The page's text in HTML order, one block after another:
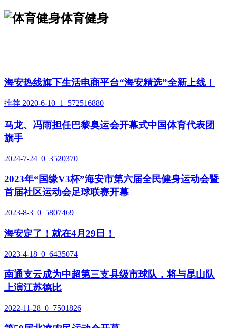
体育健身
海安热线旗下生活电商平台“海安精选”全新上线！
推荐 2020-6-10 1 572516880
马龙、冯雨担任巴黎奥运会开幕式中国体育代表团
旗手
2024-7-24 0 3520370
2023年“国缘V3杯”海安市第六届全民健身运动会暨
首届社区运动会足球联赛开幕
2023-8-3 0 5807469
海安定了！就在4月29日！
2023-4-18 0 6435074
南通支云成为中超第三支县级市球队，将与昆山队
上演江苏德比
2022-11-28 0 7501826